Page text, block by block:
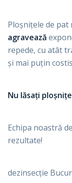
Ploșnițele de pat
agravează
repede, cu atât
și mai puțin
Nu lăsați
Echipa noastră
rezultate!
dezinsecție